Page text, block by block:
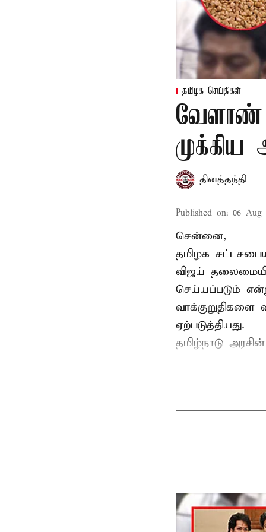
தமிழக செய்திகள்
வேளாண்
தினத்தந்தி
Published on: 06 Aug
சென்னை,
தமிழக
விஜய்
செய்யப்படும்
வாக்குறுதிகளை
ஏற்படுத்தியது.
தமிழ்நாடு